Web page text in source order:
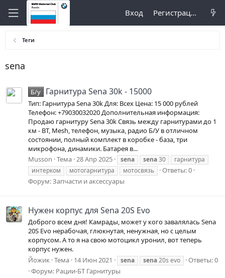
Вход Регистрация
Теги
sena
Б/у Гарнитура Sena 30k - 15000
Тип: Гарнитура Sena 30k Для: Всех Цена: 15 000 рублей
Телефон: +79030032020 Дополнительная информация:
Продаю гарнитуру Sena 30k Связь между гарнитурами до 1
км - BT, Mesh, телефон, музыка, радио Б/У в отличном
состоянии, полный комплект в коробке - база, три
микрофона, динамики. Батарея в...
Musson Тема 28 Апр 2025 sena sena30
гарнитура
интерком
мотогарнитура мотосвязь
Ответы: 0
Форум:Запчасти и аксессуары
Нужен корпус для Sena 20S Evo
Доброго всем дня! Камрады, может у кого завалялась Sena
20S Evo нерабочая, глюкнутая, ненужная, но с целым
корпусом. А то я на свою мотоцикл уронил, вот теперь
корпус нужен.
Йожик Тема 14 Июн 2021 sena sena20s evo
Ответы: 0
Форум: Рации-БТ Гарнитуры